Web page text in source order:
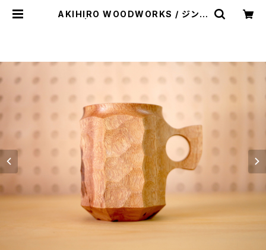
AKIHIRO WOODWORKS / ジンカ